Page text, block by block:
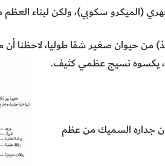
(الميكرو سكوبي)، ولكن لبناء
من حيوان صغير شقا طوليا،
يكسوه نسيج عظمي كثيف.
جداره السميك من عظم